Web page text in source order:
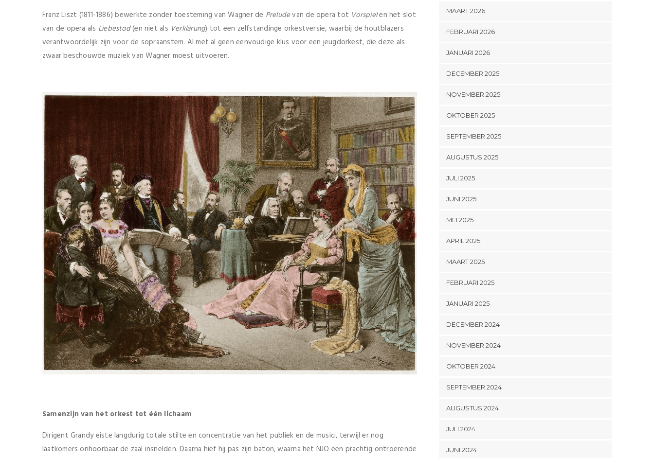
Franz Liszt (1811-1886) bewerkte zonder toesteming van Wagner de Preludevan de opera tot Vorspielen het slot
van de opera als Liebestod(en niet als Verklärung) tot een zelfstandinge orkestversie, waarbij de houtblazers
verantwoordelijk zijn voor de sopraanstem. Al met al geen eenvoudige klus voor een jeugdorkest, die deze als
zwaar beschouwde muziek van Wagner moest uitvoeren.
Samenzijn van het orkest tot één lichaam
Dirigent Grandy eiste langdurig totale stilte en concentratie van het publiek en de musici, terwijl er nog
laatkomers onhoorbaar de zaal insnelden. Daarna hief hij pas zijn baton, waarna het NJO een prachtig ontroerende
MAART 2026
FEBRUARI 2026
JANUARI 2026
DECEMBER 2025
NOVEMBER 2025
OKTOBER 2025
SEPTEMBER 2025
AUGUSTUS 2025
JULI 2025
JUNI 2025
MEI 2025
APRIL 2025
MAART 2025
FEBRUARI 2025
JANUARI 2025
DECEMBER 2024
NOVEMBER 2024
OKTOBER 2024
SEPTEMBER 2024
AUGUSTUS 2024
JULI 2024
JUNI 2024